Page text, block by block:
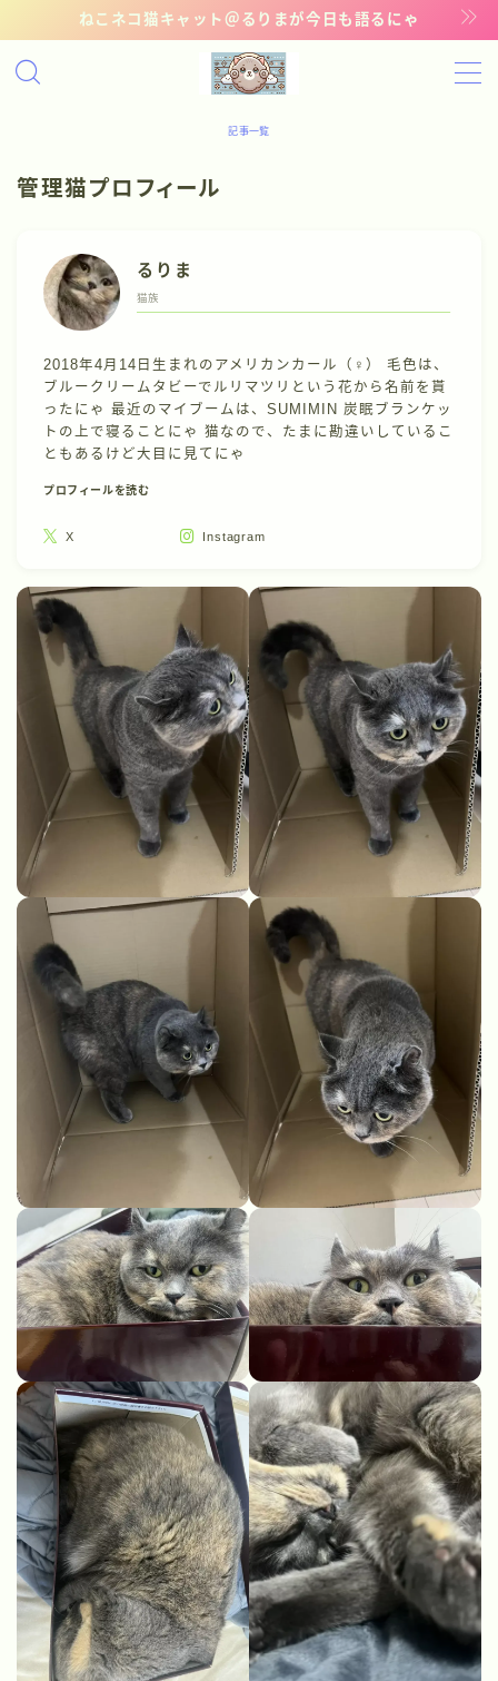
ねこネコ猫キャット＠るりまが今日も語るにゃ
MENU
お問い合わせ
記事一覧
管理猫プロフィール
るりま
猫族
2018年4月14日生まれのアメリカンカール（♀） 毛色は、
ブルークリームタビーでルリマツリという花から名前を貰
ったにゃ 最近のマイブームは、SUMIMIN 炭眠ブランケッ
トの上で寝ることにゃ 猫なので、たまに勘違いしているこ
ともあるけど大目に見てにゃ
プロフィールを読む
X Instagram